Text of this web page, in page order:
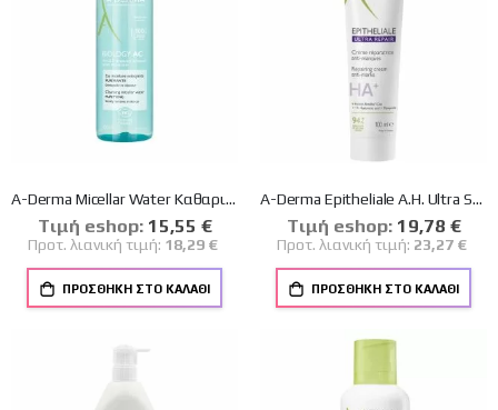
A-Derma Micellar Water Καθαρισμού Biology AC για Λιπαρές Επιδερμίδες 400ml
Tιμή eshop: Ειδική
Τιμή
15,55 €
Προτ. λιανική τιμή: 18,29 €
ΠΡΟΣΘΉΚΗ ΣΤΟ ΚΑΛΆΘΙ
A-Derma Epitheliale A.H. Ultra Soothing Repairing Cream Καταπραϋντική Κρέμα Προσώπου Πολλαπλής Επανόρθωσης, 100ml
Tιμή eshop: Ειδική
Τιμή
19,78 €
Προτ. λιανική τιμή: 23,27 €
ΠΡΟΣΘΉΚΗ ΣΤΟ ΚΑΛΆΘΙ